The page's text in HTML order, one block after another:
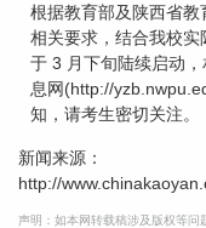
根据教育部及陕西省
相关要求，结合我校
于 3 月下旬陆续启动
息网(http://
知，请考生密切关注。
新闻来源：
http://
声明：如本网转载稿涉及版权等问